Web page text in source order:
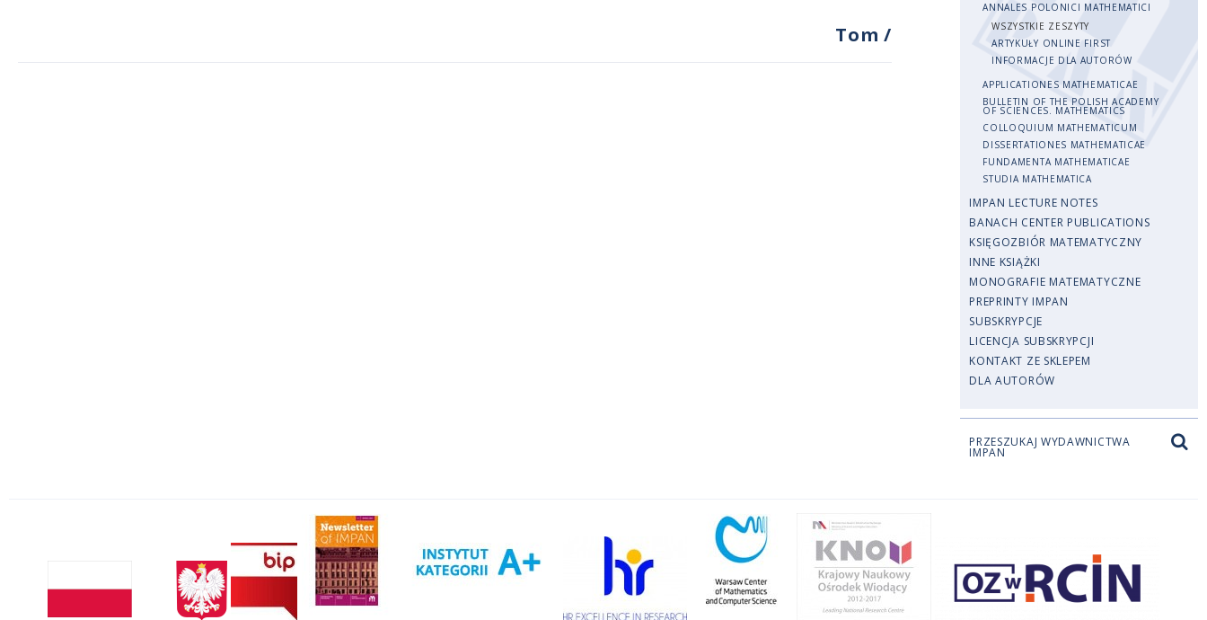
Tom/
ANNALES POLONICI MATHEMATICI
WSZYSTKIE ZESZYTY
ARTYKUŁY ONLINE FIRST
INFORMACJE DLA AUTORÓW
APPLICATIONES MATHEMATICAE
BULLETIN OF THE POLISH ACADEMY
OF SCIENCES. MATHEMATICS
COLLOQUIUM MATHEMATICUM
DISSERTATIONES MATHEMATICAE
FUNDAMENTA MATHEMATICAE
STUDIA MATHEMATICA
IMPAN LECTURE NOTES
BANACH CENTER PUBLICATIONS
KSIĘGOZBIÓR MATEMATYCZNY
INNE KSIĄŻKI
MONOGRAFIE MATEMATYCZNE
PREPRINTY IMPAN
SUBSKRYPCJE
LICENCJA SUBSKRYPCJI
KONTAKT ZE SKLEPEM
DLA AUTORÓW
PRZESZUKAJ WYDAWNICTWA
IMPAN